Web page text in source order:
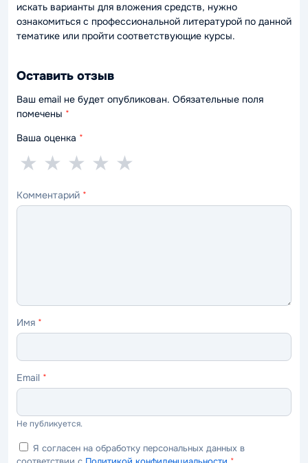
искать варианты для вложения средств, нужно
ознакомиться с профессиональной литературой по данной
тематике или пройти соответствующие курсы.
Оставить отзыв
Ваш email не будет опубликован. Обязательные поля
помечены *
Ваша оценка *
5
—
★
4
—
★
3
—
★
2
—
★
1
—
★
Комментарий *
Имя *
Email *
Не публикуется.
Я согласен на обработку персональных данных в